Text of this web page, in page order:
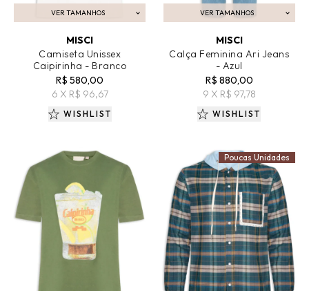
VER TAMANHOS
ADICIONAR AO CARRINHO
MISCI
Camiseta Unissex
Caipirinha - Branco
R$ 580,00
6 X R$ 96,67
WISHLIST
VER TAMANHOS
ADICIONAR AO CARRINHO
MISCI
Calça Feminina Ari Jeans
- Azul
R$ 880,00
9 X R$ 97,78
WISHLIST
Poucas Unidades